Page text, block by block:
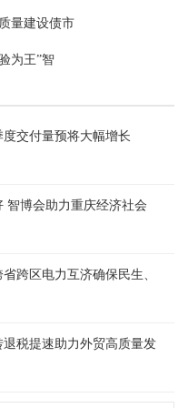
量建设债市
为王”智
交付量预将大幅增长
智博会助力重庆经济社会
跨区电力互济确保民生、
税提速助力外贸高质量发